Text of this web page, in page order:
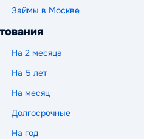
Займы в Москве
На 2 месяца
На 5 лет
На месяц
Долгосрочные
На год